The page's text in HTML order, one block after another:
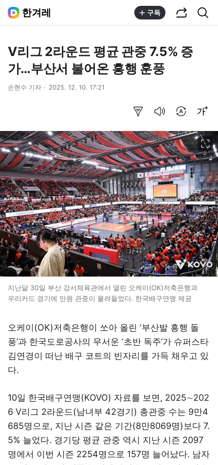
한겨레 구독
V리그 2라운드 평균 관중 7.5% 증
가…부산서 불어온 흥행 훈풍
손현수 기자 2025. 12. 10. 17:21
지난달 30일 부산 강서체육관에서 열린 오케이(OK)저축은행과
우리카드 경기에 만원 관중이 몰려들었다. 한국배구연맹 제공
오케이(OK)저축은행이 쏘아 올린 ‘부산발 흥행 돌
풍’과 한국도로공사의 무서운 ‘초반 독주’가 슈퍼스타
김연경이 떠난 배구 코트의 빈자리를 가득 채우고 있
다.
10일 한국배구연맹(KOVO) 자료를 보면, 2025∼202
6 V리그 2라운드(남녀부 42경기) 총관중 수는 9만4
685명으로, 지난 시즌 같은 기간(8만8069명)보다 7.
5% 늘었다. 경기당 평균 관중 역시 지난 시즌 2097
명에서 이번 시즌 2254명으로 157명 늘어났다. 남자